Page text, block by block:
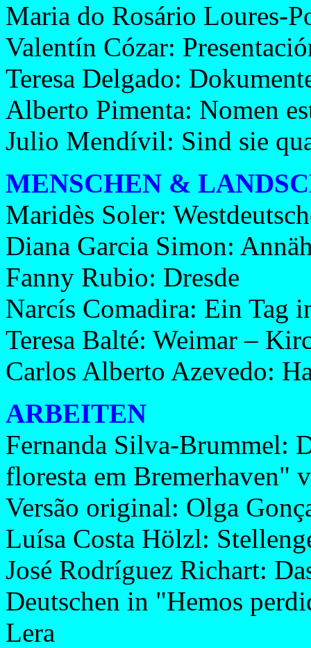
Maria do Rosário Loures-
Valentín Cózar:
Teresa Delgado:
Alberto Pimenta: Nomen
Julio Mendívil: Sind sie
MENSCHEN &
Maridès Soler:
Diana Garcia Simon:
Fanny Rubio: Dresde
Narcís Comadira: Ein Tag
Teresa Balté: Weimar –
Carlos Alberto Azevedo:
ARBEITEN
Fernanda Silva-Brummel:
floresta em Bremerhaven"
Versão original: Olga
Luísa Costa Hölzl:
José Rodríguez Richart:
Deutschen in "Hemos
Lera